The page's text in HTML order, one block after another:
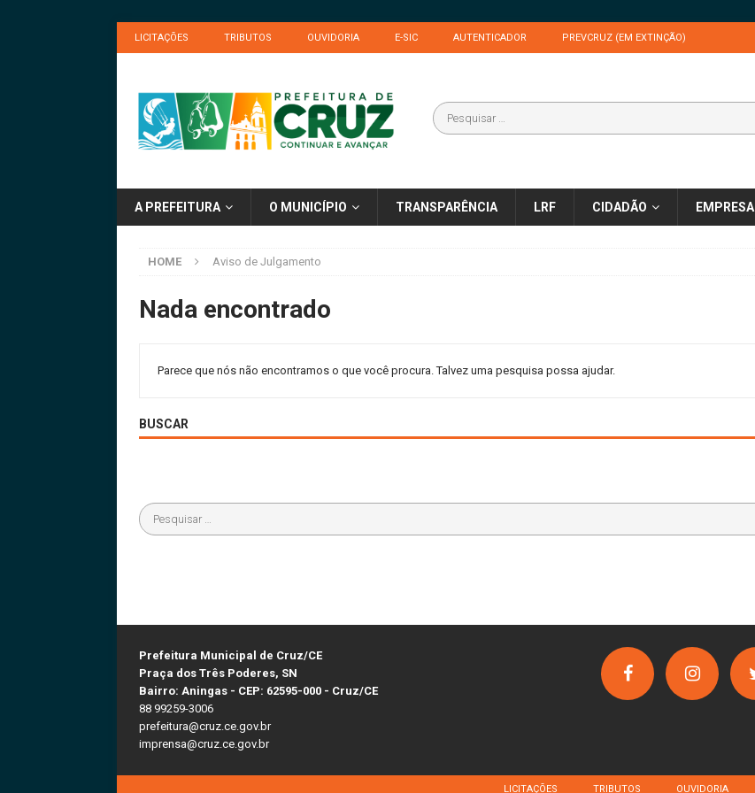
LICITAÇÕES TRIBUTOS OUVIDORIA E-SIC AUTENTICADOR PREVCRUZ (EM EXTINÇÃO)
A PREFEITURA O MUNICÍPIO TRANSPARÊNCIA LRF CIDADÃO EMPRESA
HOME Aviso de Julgamento
Nada encontrado
Parece que nós não encontramos o que você procura. Talvez uma pesquisa possa ajudar.
BUSCAR
Prefeitura Municipal de Cruz/CE
Praça dos Três Poderes, SN
Bairro: Aningas - CEP: 62595-000 - Cruz/CE
88 99259-3006
prefeitura@cruz.ce.gov.br
imprensa@cruz.ce.gov.br
LICITAÇÕES TRIBUTOS OUVIDORIA